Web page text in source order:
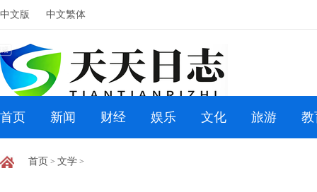
中文版 中文繁体
首页 新闻 财经 娱乐 文化 旅游 教
首页 > 文学 >